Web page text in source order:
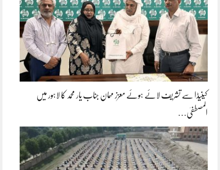
کینیڈا سے تشریف لائے ہوئے معزز مہمان جناب یار محمد کا لاہور میں
المصطفیٰ…